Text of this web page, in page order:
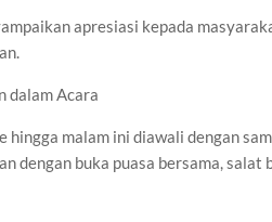
apresiasi kepada
dalam Acara
hingga malam ini diawali dengan
dengan buka puasa bersama, salat